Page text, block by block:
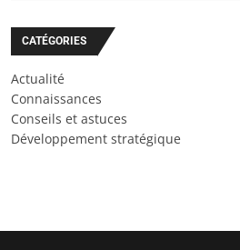
CATÉGORIES
Actualité
Connaissances
Conseils et astuces
Développement stratégique